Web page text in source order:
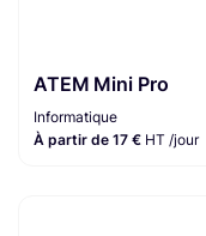
ATEM Mini Pro
Informatique
À partir de 17 € HT /jour